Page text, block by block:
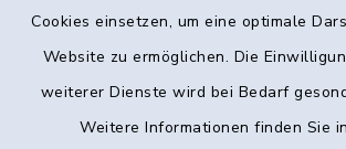
Cookies einsetzen, um eine optimale
Website zu ermöglichen. Die
weiterer Dienste wird bei Bedarf
Weitere Informationen finden Sie
Kontakt
Datenschutz